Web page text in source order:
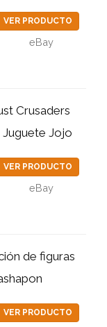
VER PRODUCTO
eBay
Crusaders
Jojo
VER PRODUCTO
eBay
de figuras
VER PRODUCTO